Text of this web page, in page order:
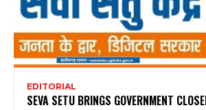
EDITORIAL
SEVA SETU BRINGS GOVERNMENT